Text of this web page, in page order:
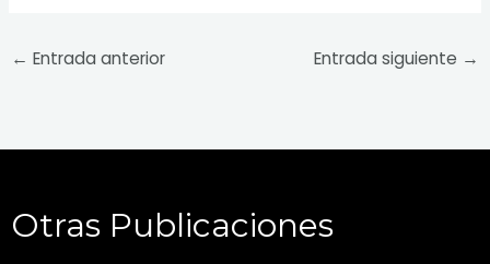
← Entrada anterior Entrada siguiente →
Otras Publicaciones